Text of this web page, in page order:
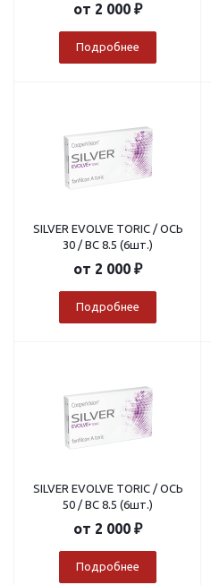
от 2 000 ₽
Подробнее
SILVER EVOLVE TORIC / ОСЬ
30 / BC 8.5 (6шт.)
от 2 000 ₽
Подробнее
SILVER EVOLVE TORIC / ОСЬ
50 / BC 8.5 (6шт.)
от 2 000 ₽
Подробнее